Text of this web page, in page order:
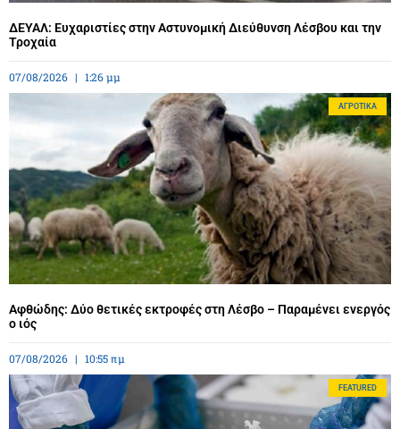
ΔΕΥΑΛ: Ευχαριστίες στην Αστυνομική Διεύθυνση Λέσβου και την
Τροχαία
07/08/2026 1:26 μμ
ΑΓΡΟΤΙΚΆ
Αφθώδης: Δύο θετικές εκτροφές στη Λέσβο – Παραμένει ενεργός
ο ιός
07/08/2026 10:55 πμ
FEATURED